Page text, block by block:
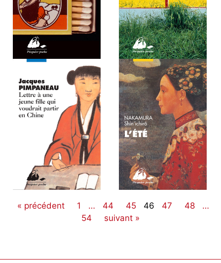
« précédent 1 … 44 45 46 47 48
…
54
suivant »